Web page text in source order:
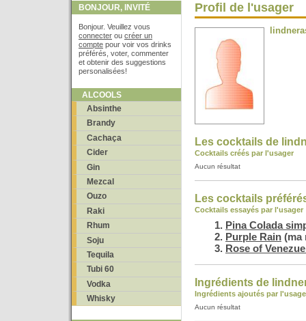
BONJOUR, INVITÉ
Bonjour. Veuillez vous
connecter ou créer un
compte pour voir vos drinks
préférés, voter, commenter
et obtenir des suggestions
personalisées!
ALCOOLS
Absinthe
Brandy
Cachaça
Cider
Gin
Mezcal
Ouzo
Raki
Rhum
Soju
Tequila
Tubi 60
Vodka
Whisky
Profil de l'usager
Les cocktails de
Cocktails créés par l'usager
Aucun résultat
Les cocktails
Cocktails essayés par l'usager
Pina Colada
Purple Rain (ma
Rose of
Ingrédients de
Ingrédients ajoutés par
Aucun résultat